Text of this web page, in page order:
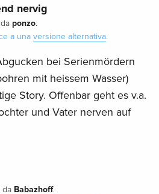
nervig
da ponzo.
a una versione alternativa.
bei Serienmördern
mit heissem Wasser)
Story. Offenbar geht es v.a.
und Vater nerven auf
da Babazhoff.